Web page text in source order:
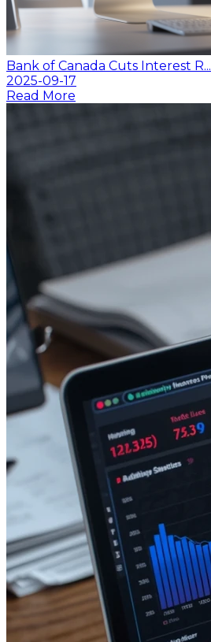
Bank of Canada Cuts Interest R...
2025-09-17
Read More